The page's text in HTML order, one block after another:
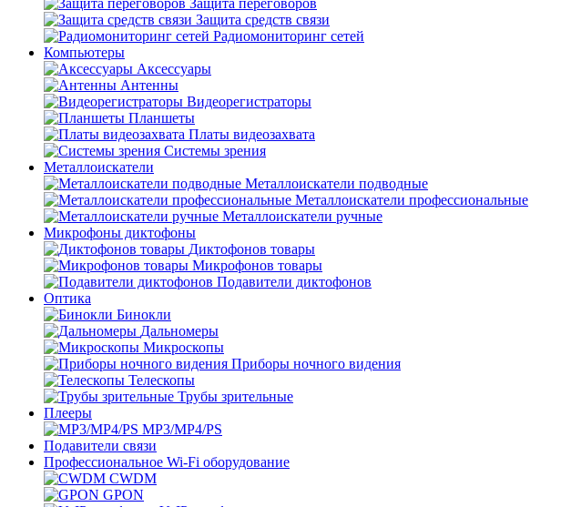
Защита переговоров
Защита средств связи
Радиомониторинг сетей
Компьютеры
Аксессуары
Антенны
Видеорегистраторы
Планшеты
Платы видеозахвата
Системы зрения
Металлоискатели
Металлоискатели подводные
Металлоискатели профессиональные
Металлоискатели ручные
Микрофоны диктофоны
Диктофонов товары
Микрофонов товары
Подавители диктофонов
Оптика
Бинокли
Дальномеры
Микроскопы
Приборы ночного видения
Телескопы
Трубы зрительные
Плееры
MP3/MP4/PS
Подавители связи
Профессиональное Wi-Fi оборудование
CWDM
GPON